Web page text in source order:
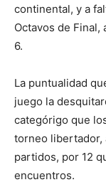
continental, y a
Octavos de
6.
La puntualidad
juego la
categórigo que
torneo libertador,
partidos, por 12
encuentros.